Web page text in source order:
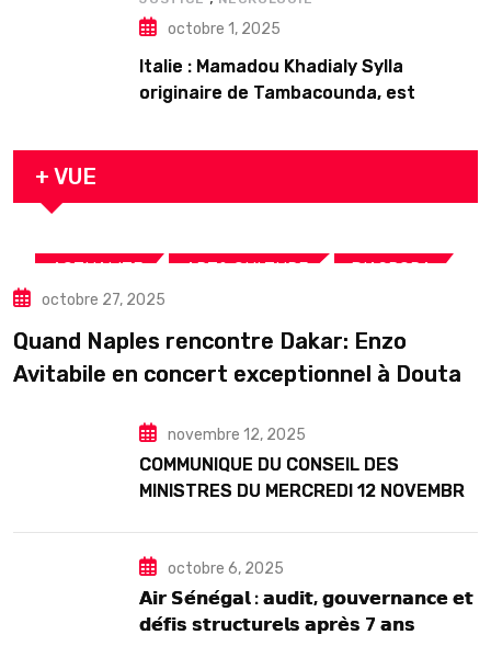
octobre 1, 2025
Italie : Mamadou Khadialy Sylla
originaire de Tambacounda, est
arrestation
+ VUE
ACTUALITE ART& CULTURE DIASPORA
TOURISME
octobre 27, 2025
Quand Naples rencontre Dakar: Enzo
Avitabile en concert exceptionnel à Douta
novembre 12, 2025
COMMUNIQUE DU CONSEIL DES
MINISTRES DU MERCREDI 12 NOVEMBRE
octobre 6, 2025
𝗔𝗶𝗿 𝗦𝗲́𝗻𝗲́𝗴𝗮𝗹 : 𝗮𝘂𝗱𝗶𝘁, 𝗴𝗼𝘂𝘃𝗲𝗿𝗻𝗮𝗻𝗰𝗲 𝗲𝘁
𝗱𝗲́𝗳𝗶𝘀 𝘀𝘁𝗿𝘂𝗰𝘁𝘂𝗿𝗲𝗹𝘀 𝗮𝗽𝗿𝗲̀𝘀 7 𝗮𝗻𝘀